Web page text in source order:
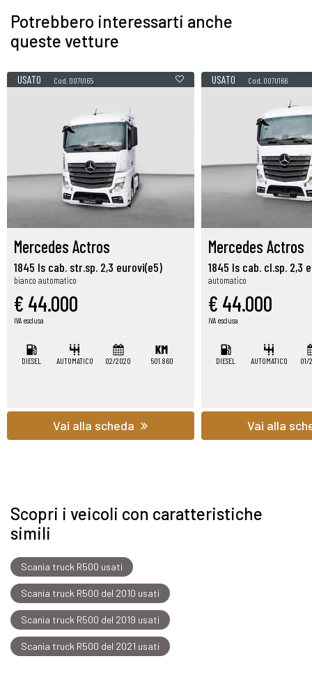
Potrebbero interessarti anche
queste vetture
USATO Cod. 007U165
Mercedes Actros
1845 ls cab. str.sp. 2,3 eurovi(e5)
bianco automatico
€ 44.000
IVA esclusa
DIESEL AUTOMATICO 02/2020 501.860
Vai alla scheda
USATO Cod. 007U166
Mercedes Actros
1845 ls cab. cl.sp. 2,3
automatico
€ 44.000
IVA esclusa
DIESEL AUTOMATICO 01/
Vai alla
Scopri i veicoli con caratteristiche
simili
Scania truck R500 usati
Scania truck R500 del 2010 usati
Scania truck R500 del 2019 usati
Scania truck R500 del 2021 usati